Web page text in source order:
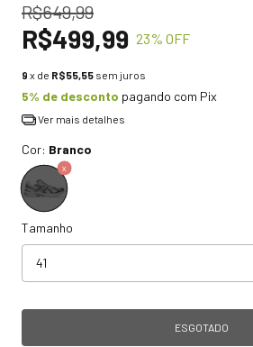
R$649,99
R$499,99 23% OFF
9 x de R$55,55 sem juros
5% de desconto pagando com Pix
Ver mais detalhes
Cor: Branco
Tamanho